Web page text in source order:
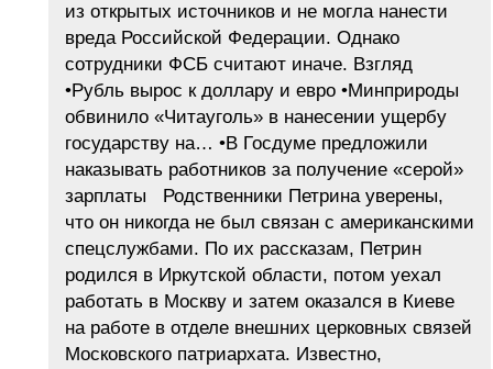
из открытых источников и не могла нанести
вреда Российской Федерации. Однако
сотрудники ФСБ считают иначе. Взгляд
•Рубль вырос к доллару и евро •Минприроды
обвинило «Читауголь» в нанесении ущербу
государству на… •В Госдуме предложили
наказывать работников за получение «серой»
зарплаты Родственники Петрина уверены,
что он никогда не был связан с американскими
спецслужбами. По их рассказам, Петрин
родился в Иркутской области, потом уехал
работать в Москву и затем оказался в Киеве
на работе в отделе внешних церковных связей
Московского патриархата. Известно,